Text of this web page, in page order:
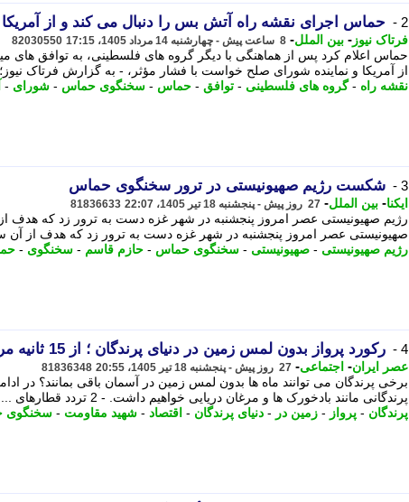
2 - حماس اجرای نقشه راه آتش بس را دنبال می کند و از
فرتاک نیوز - بین الملل- 8 ساعت پیش - چهارشنبه 14 مرداد 1405، 17:15 82030550
حماس اعلام کرد پس از هماهنگی با دیگر گروه های فلسطینی، به توافق های
از آمریکا و نماینده شورای صلح خواست با فشار مؤثر، - به گزارش فرتاک نیوز؛
نقشه راه -گروه های فلسطینی - توافق - حماس - سخنگوی حماس - شورای -
3 - شکست رژیم صهیونیستی در ترور سخنگوی حماس
ایکنا- بین الملل- 27 روز پیش - پنجشنبه 18 تیر 1405، 22:07 81836633
رژیم صهیونیستی عصر امروز پنجشنبه در شهر غزه دست به ترور زد که هدف
صهیونیستی عصر امروز پنجشنبه در شهر غزه دست به ترور زد که هدف از
رژیم صهیونیستی - صهیونیستی - سخنگوی حماس - حازم قاسم - سخنگوی -
4 - رکورد پرواز بدون لمس زمین در دنیای پرندگان ؛ از 15 ثانیه مرغ تا 3 سال پرواز مداوم!
عصر ایران- اجتماعی- 27 روز پیش - پنجشنبه 18 تیر 1405، 20:55 81836348
برخی پرندگان می توانند ماه ها بدون لمس زمین در آسمان باقی بمانند؟ در
پرندگانی مانند بادخورک ها و مرغان دریایی خواهیم داشت. - 2 تردد قطارهای ...
پرندگان - پرواز - زمین در - دنیای پرندگان - اقتصاد - شهید مقاومت - سخنگوی